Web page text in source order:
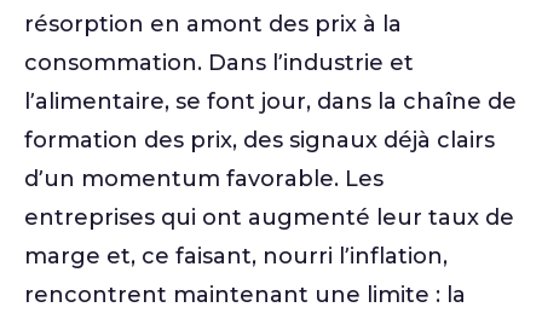
résorption en amont des prix à la
consommation. Dans l’industrie et
l’alimentaire, se font jour, dans la chaîne de
formation des prix, des signaux déjà clairs
d’un momentum favorable. Les
entreprises qui ont augmenté leur taux de
marge et, ce faisant, nourri l’inflation,
rencontrent maintenant une limite : la